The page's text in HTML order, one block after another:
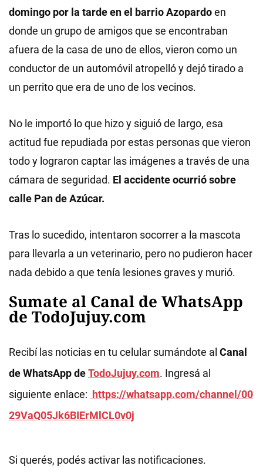
domingo por la tarde en el barrio Azopardoen
donde un grupo de amigos que se encontraban
afuera de la casa de uno de ellos, vieron como un
conductor de un automóvil atropelló y dejó tirado a
un perrito que era de uno de los vecinos.
No le importó lo que hizo y siguió de largo, esa
actitud fue repudiada por estas personas que vieron
todo y lograron captar las imágenes a través de una
cámara de seguridad. El accidente ocurrió sobre
calle Pan de Azúcar.
Tras lo sucedido, intentaron socorrer a la mascota
para llevarla a un veterinario, pero no pudieron hacer
nada debido a que tenía lesiones graves y murió.
Sumate al Canal de WhatsApp
de TodoJujuy.com
Recibí las noticias en tu celular sumándote al Canal
de WhatsApp deTodoJujuy.com. Ingresá al
siguiente enlace: https://whatsapp.com/channel/00
29VaQ05Jk6BIErMlCL0v0j
Si querés, podés activar las notificaciones.